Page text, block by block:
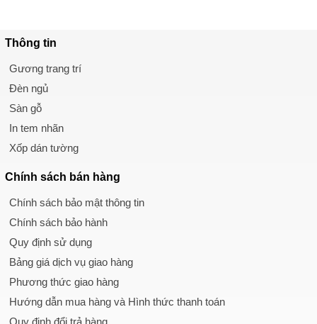
Thông tin
Gương trang trí
Đèn ngủ
Sàn gỗ
In tem nhãn
Xốp dán tường
Chính sách bán hàng
Chính sách bảo mật thông tin
Chính sách bảo hành
Quy định sử dụng
Bảng giá dịch vụ giao hàng
Phương thức giao hàng
Hướng dẫn mua hàng và Hình thức thanh toán
Quy định đổi trả hàng